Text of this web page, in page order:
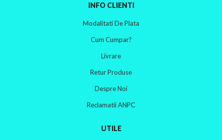
INFO CLIENTI
Modalitati De Plata
Cum Cumpar?
Livrare
Retur Produse
Despre Noi
Reclamatii ANPC
UTILE